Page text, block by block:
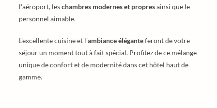
l'aéroport, leschambres modernes et propresainsi que le
personnel aimable.
L'excellente cuisine et l'ambiance éléganteferont de votre
séjour un moment tout à fait spécial. Profitez de ce mélange
unique de confort et de modernité dans cet hôtel haut de
gamme.